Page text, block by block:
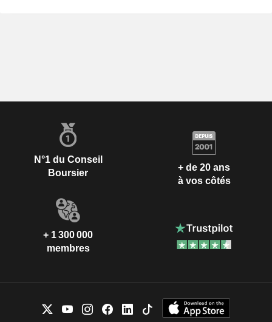
N°1 du Conseil
Boursier
+ de 20 ans
à vos côtés
+ 1 300 000
membres